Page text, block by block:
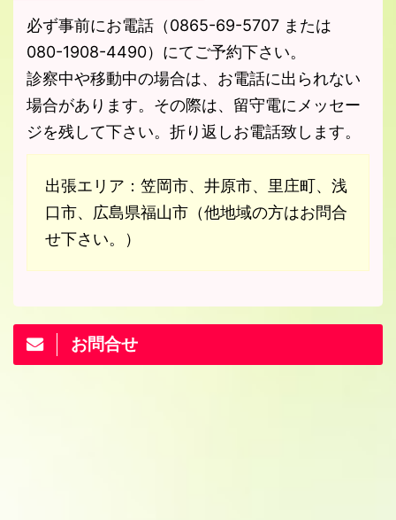
必ず事前にお電話（0865-69-5707 または
080-1908-4490）にてご予約下さい。
診察中や移動中の場合は、お電話に出られない
場合があります。その際は、留守電にメッセー
ジを残して下さい。折り返しお電話致します。
出張エリア：笠岡市、井原市、里庄町、浅
口市、広島県福山市（他地域の方はお問合
せ下さい。）
お問合せ